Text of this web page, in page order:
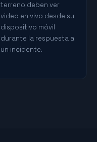
terreno deben ver
video en vivo desde su
dispositivo móvil
durante la respuesta a
un incidente.